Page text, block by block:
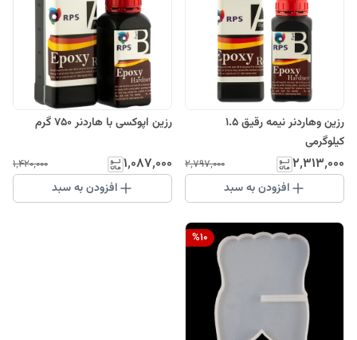
رزین و‌هاردنر نیمه رقیق ۱.۵
کیلوگرمی
۲٬۳۱۳٬۰۰۰ ۲٬۷۹۷٬۰۰۰
افزودن به سبد
رزین اپوکسی با هاردنر ۷۵۰ گرم
۱٬۰۸۷٬۰۰۰ ۱٬۴۲۰٬۰۰۰
افزودن به سبد
%10